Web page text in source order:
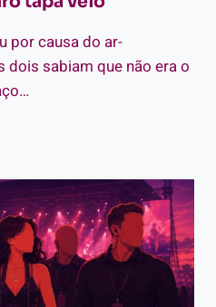
por causa do ar-
dois sabiam que não era o